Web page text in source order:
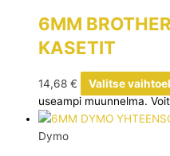
6MM
KASETIT
14,68 € Valitse
useampi muunnelma.
Dymo